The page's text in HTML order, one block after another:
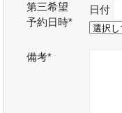
第三希望
予約日時*
日付
備考*